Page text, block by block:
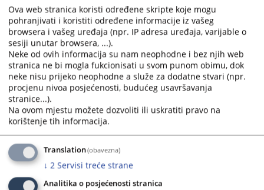
Prateći dokumenti
Plan nabavki za 2024. godinu - EJN
Plan nabavki za 2024 godinu
Dopuna plana javnih nabavki - EJN
Prečišćeni plan nabavki za 2024 - EJN
482PREGLEDA
Ova web stranica koristi određene skripte koje mogu
pohranjivati i koristiti određene informacije iz vašeg
browsera i vašeg uređaja (npr. IP adresa uređaja, varijable o
sesiji unutar browsera, ...).
Neke od ovih informacija su nam neophodne i bez njih web
stranica ne bi mogla fukcionisati u svom punom obimu, dok
neke nisu prijeko neophodne a služe za dodatne stvari (npr.
procjenu nivoa posjećenosti, budućeg usavršavanja
stranice...).
Na ovom mjestu možete dozvoliti ili uskratiti pravo na
korištenje tih informacija.
Translation(obavezna)
↓ 2 Servisi treće strane
Analitika o posjećenosti stranica